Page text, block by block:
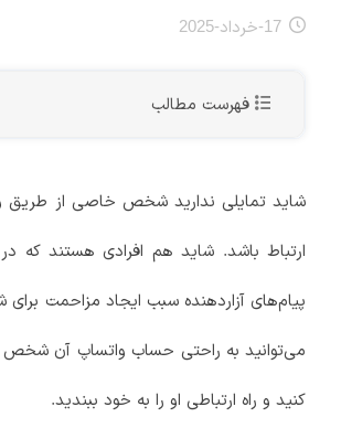
17-خرداد-2025
فهرست مطالب
شاید تمایلی ندارید شخص خاصی از طریق
ارتباط باشد. شاید هم افرادی هستند که
پیام‌های آزاردهنده سبب ایجاد مزاحمت
می‌توانید به راحتی حساب واتساپ آن شخص
کنید و راه ارتباطی او را به خود ببندید.